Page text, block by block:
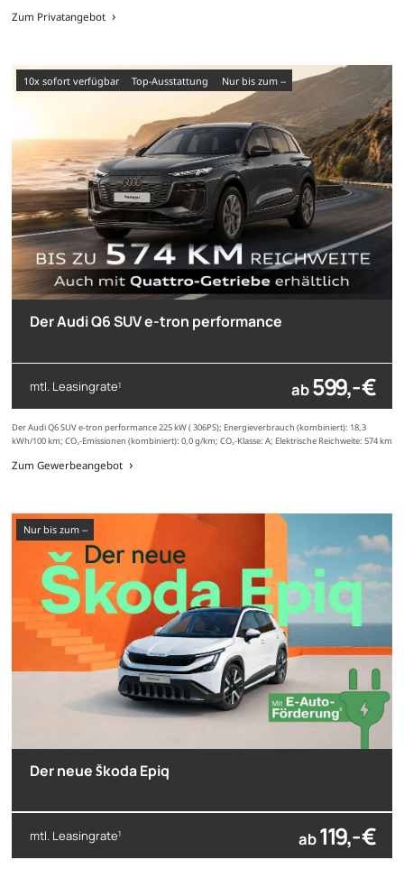
Zum Privatangebot
10x sofort verfügbar Top-Ausstattung nur bis zum --
Der Audi Q6 SUV e-tron performance
mtl. Leasingrate1 ab599,- €
Der Audi Q6 SUV e-tron performance 225 kW ( 306PS); Energieverbrauch (kombiniert): 18,3
kWh/100 km; CO₂-Emissionen (kombiniert): 0,0 g/km; CO₂-Klasse: A; Elektrische Reichweite: 574 km
Zum Gewerbeangebot
nur bis zum --
Der neue Škoda Epiq
mtl. Leasingrate1 ab119,- €